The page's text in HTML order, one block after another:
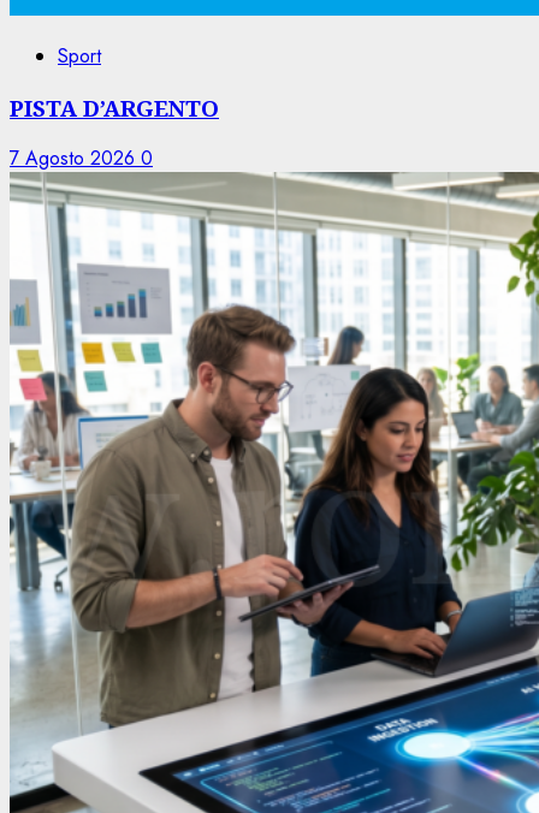
Sport
PISTA D’ARGENTO
7 Agosto 2026 0